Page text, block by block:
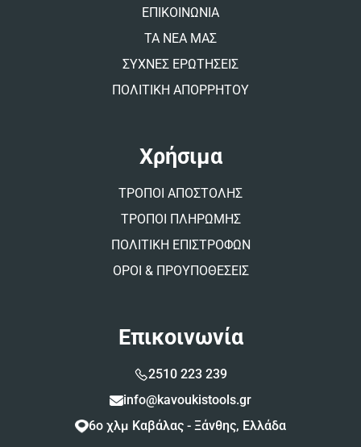
ΕΠΙΚΟΙΝΩΝΙΑ
ΤΑ ΝΕΑ ΜΑΣ
ΣΥΧΝΕΣ ΕΡΩΤΗΣΕΙΣ
ΠΟΛΙΤΙΚΗ ΑΠΟΡΡΗΤΟΥ
Χρήσιμα
ΤΡΟΠΟΙ ΑΠΟΣΤΟΛΗΣ
ΤΡΟΠΟΙ ΠΛΗΡΩΜΗΣ
ΠΟΛΙΤΙΚΗ ΕΠΙΣΤΡΟΦΩΝ
ΟΡΟΙ & ΠΡΟΥΠΟΘΕΣΕΙΣ
Επικοινωνία
2510 223 239
info@kavoukistools.gr
6ο χλμ Καβάλας - Ξάνθης, Ελλάδα